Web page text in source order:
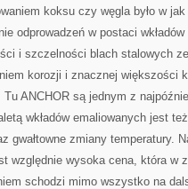
koksu czy węgla było w
odprowadzeń w postaci
i szczelności blach stalowych
korozji i znacznej większości
Tu ANCHOR są jednym z
wkładów emaliowanych jest
gwałtowne zmiany temperatury.
względnie wysoka cena, która w
schodzi mimo wszystko na